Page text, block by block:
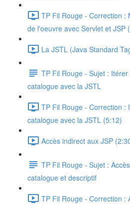
TP Fil Rouge - Correction :
de l'oeuvre avec Servlet et JSP
La JSTL (Java Standard
TP Fil Rouge - Sujet :
catalogue avec la JSTL
TP Fil Rouge - Correction :
catalogue avec la JSTL (5:12)
Accès indirect aux JSP
TP Fil Rouge - Sujet :
catalogue et descriptif
TP Fil Rouge - Correction :